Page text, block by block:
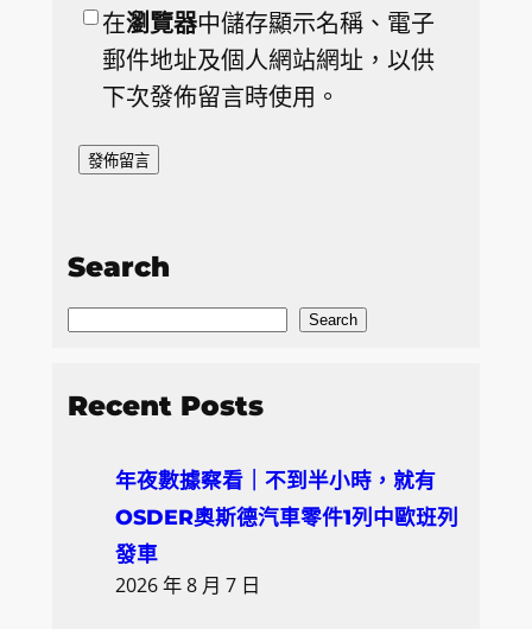
在瀏覽器中儲存顯示名稱、電子
郵件地址及個人網站網址，以供
下次發佈留言時使用。
Search
S
a
Search
Recent Posts
年夜數據察看｜不到半小時，就有
OSDER奧斯德汽車零件1列中歐班列
發車
2026 年 8 月 7 日